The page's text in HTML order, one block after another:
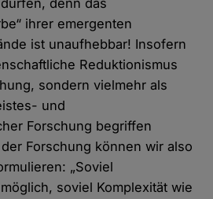
denn das
ihrer emergenten
ist unaufhebbar! Insofern
Reduktionismus
sondern vielmehr als
und
Forschung begriffen
Forschung können wir also
„Soviel
soviel Komplexität wie